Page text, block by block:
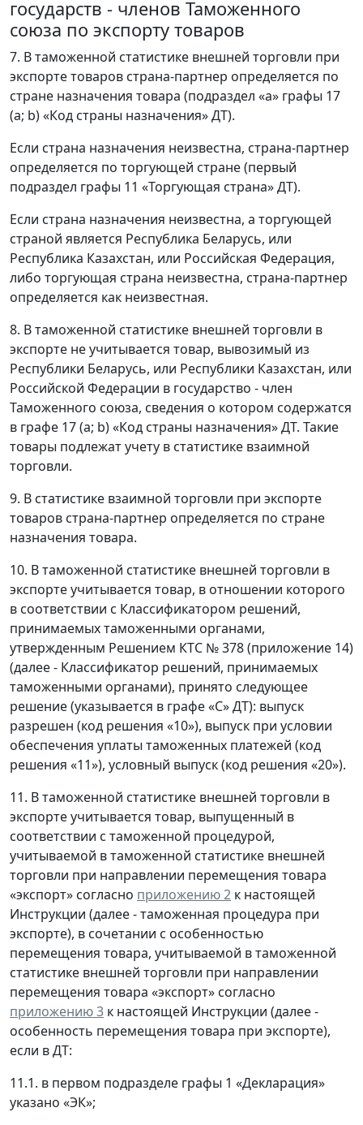
государств - членов Таможенного
союза по экспорту товаров
7. В таможенной статистике внешней торговли при
экспорте товаров страна-партнер определяется по
стране назначения товара (подраздел «а» графы 17
(a; b) «Код страны назначения» ДТ).
Если страна назначения неизвестна, страна-партнер
определяется по торгующей стране (первый
подраздел графы 11 «Торгующая страна» ДТ).
Если страна назначения неизвестна, а торгующей
страной является Республика Беларусь, или
Республика Казахстан, или Российская Федерация,
либо торгующая страна неизвестна, страна-партнер
определяется как неизвестная.
8. В таможенной статистике внешней торговли в
экспорте не учитывается товар, вывозимый из
Республики Беларусь, или Республики Казахстан, или
Российской Федерации в государство - член
Таможенного союза, сведения о котором содержатся
в графе 17 (a; b) «Код страны назначения» ДТ. Такие
товары подлежат учету в статистике взаимной
торговли.
9. В статистике взаимной торговли при экспорте
товаров страна-партнер определяется по стране
назначения товара.
10. В таможенной статистике внешней торговли в
экспорте учитывается товар, в отношении которого
в соответствии с Классификатором решений,
принимаемых таможенными органами,
утвержденным Решением КТС № 378 (приложение 14)
(далее - Классификатор решений, принимаемых
таможенными органами), принято следующее
решение (указывается в графе «C» ДТ): выпуск
разрешен (код решения «10»), выпуск при условии
обеспечения уплаты таможенных платежей (код
решения «11»), условный выпуск (код решения «20»).
11. В таможенной статистике внешней торговли в
экспорте учитывается товар, выпущенный в
соответствии с таможенной процедурой,
учитываемой в таможенной статистике внешней
торговли при направлении перемещения товара
«экспорт» согласно приложению 2 к настоящей
Инструкции (далее - таможенная процедура при
экспорте), в сочетании с особенностью
перемещения товара, учитываемой в таможенной
статистике внешней торговли при направлении
перемещения товара «экспорт» согласно
приложению 3 к настоящей Инструкции (далее -
особенность перемещения товара при экспорте),
если в ДТ:
11.1. в первом подразделе графы 1 «Декларация»
указано «ЭК»;